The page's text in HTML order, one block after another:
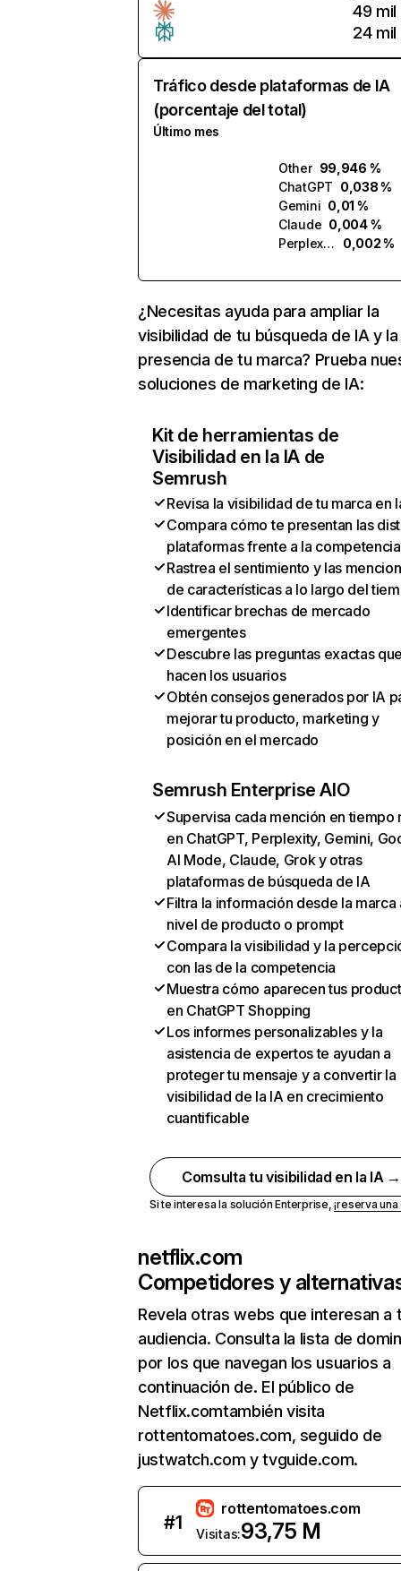
49 mil
24 mil
Tráfico desde plataformas de IA
(porcentaje del total)
Último mes
Other 99,946 %
ChatGPT 0,038 %
Gemini 0,01 %
Claude 0,004 %
Perplexity
0,002 %
¿Necesitas ayuda para ampliar la
visibilidad de tu búsqueda de IA y la
presencia de tu marca? Prueba
soluciones de marketing de IA:
Kit de herramientas de
Visibilidad en la IA de
Semrush
Revisa la visibilidad de tu marca en
Compara cómo te presentan las
plataformas frente a la competencia
Rastrea el sentimiento y las
de características a lo largo del
Identificar brechas de mercado
emergentes
Descubre las preguntas exactas
hacen los usuarios
Obtén consejos generados por IA
mejorar tu producto, marketing y
posición en el mercado
Semrush Enterprise AIO
Supervisa cada mención en tiempo
en ChatGPT, Perplexity, Gemini,
AI Mode, Claude, Grok y otras
plataformas de búsqueda de IA
Filtra la información desde la marca
nivel de producto o prompt
Compara la visibilidad y la
con las de la competencia
Muestra cómo aparecen tus
en ChatGPT Shopping
Los informes personalizables y la
asistencia de expertos te ayudan a
proteger tu mensaje y a convertir la
visibilidad de la IA en crecimiento
cuantificable
Comsulta tu visibilidad en la IA →
Si te interesa la solución Enterprise,¡reserva
netflix.com
Competidores y
Revela otras webs que interesan a
audiencia. Consulta la lista de
por los que navegan los usuarios a
continuación de. El público de
Netflix.comtambién visita
rottentomatoes.com, seguido de
justwatch.com y tvguide.com.
#1
rottentomatoes.com
Visitas:93,75 M